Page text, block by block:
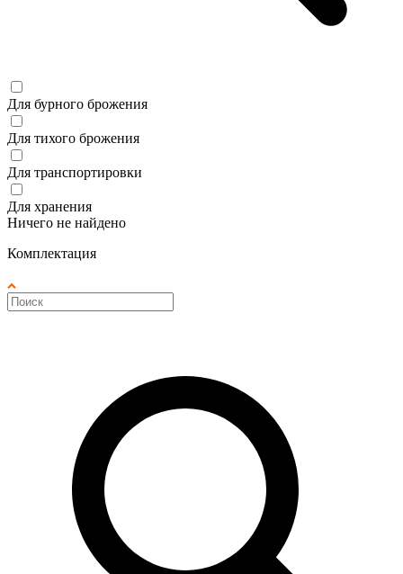
Для бурного брожения
Для тихого брожения
Для транспортировки
Для хранения
Ничего не найдено
Комплектация